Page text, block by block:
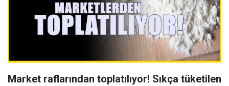
Market raflarından toplatılıyor! Sıkça tüketilen